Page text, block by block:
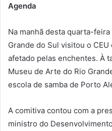
Agenda
Na manhã desta quarta-
Grande do Sul visitou o
afetado pelas enchentes. À
Museu de Arte do Rio
escola de samba de Porto
A comitiva contou com a
ministro do